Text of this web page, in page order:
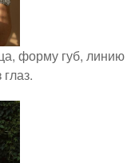
форму губ, линию